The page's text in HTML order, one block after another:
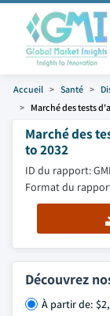
Accueil Santé
Marché des tests
Marché des
to 2032
ID du rapport:
Format du
Découvrez
À partir de: